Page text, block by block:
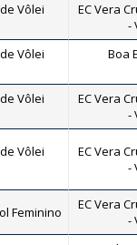
Vôlei
EC Vera
-
Vôlei
Boa
Vôlei
EC Vera
-
Vôlei
EC Vera
-
Feminino
EC Vera
-